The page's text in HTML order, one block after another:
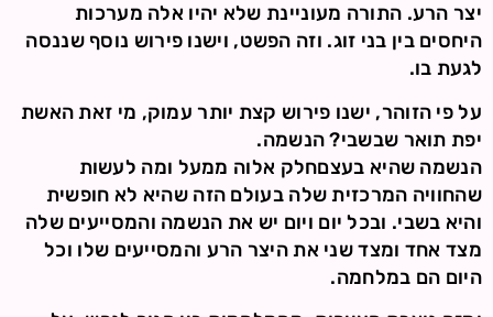
יצר הרע. התורה מעוניינת שלא יהיו אלה מערכות
היחסים בין בני זוג. וזה הפשט, וישנו פירוש נוסף שננסה
לגעת בו.
על פי הזוהר, ישנו פירוש קצת יותר עמוק, מי זאת האשת
יפת תואר שבשבי? הנשמה.
הנשמה שהיא בעצםחלק אלוה ממעל ומה לעשות
שהחוויה המרכזית שלה בעולם הזה שהיא לא חופשית
והיא בשבי. ובכל יום ויום יש את הנשמה והמסייעים שלה
מצד אחד ומצד שני את היצר הרע והמסייעים שלו וכל
היום הם במלחמה.